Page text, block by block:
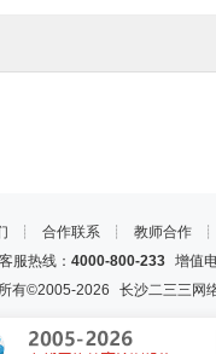
┊ 合作联系 ┊ 教师合作 ┊
服热线： 4000-800-233增值电
有©2005-2026 长沙二三三网